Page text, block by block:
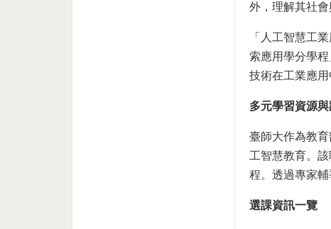
外，理解其社會
「人工智慧工
索應用學分學
技術在工業應用
多元學習資源
臺師大作為教
工智慧教育。
程。透過專家
選課資訊一覽